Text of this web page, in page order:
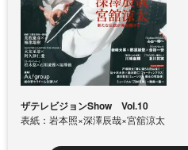
ザテレビジョンShow Vol.10
表紙：岩本照×深澤辰哉×宮舘涼太